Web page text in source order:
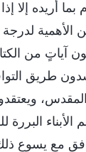
بما أريده إلا
الأهمية
آياتٍ من
طريق
مع يسوع